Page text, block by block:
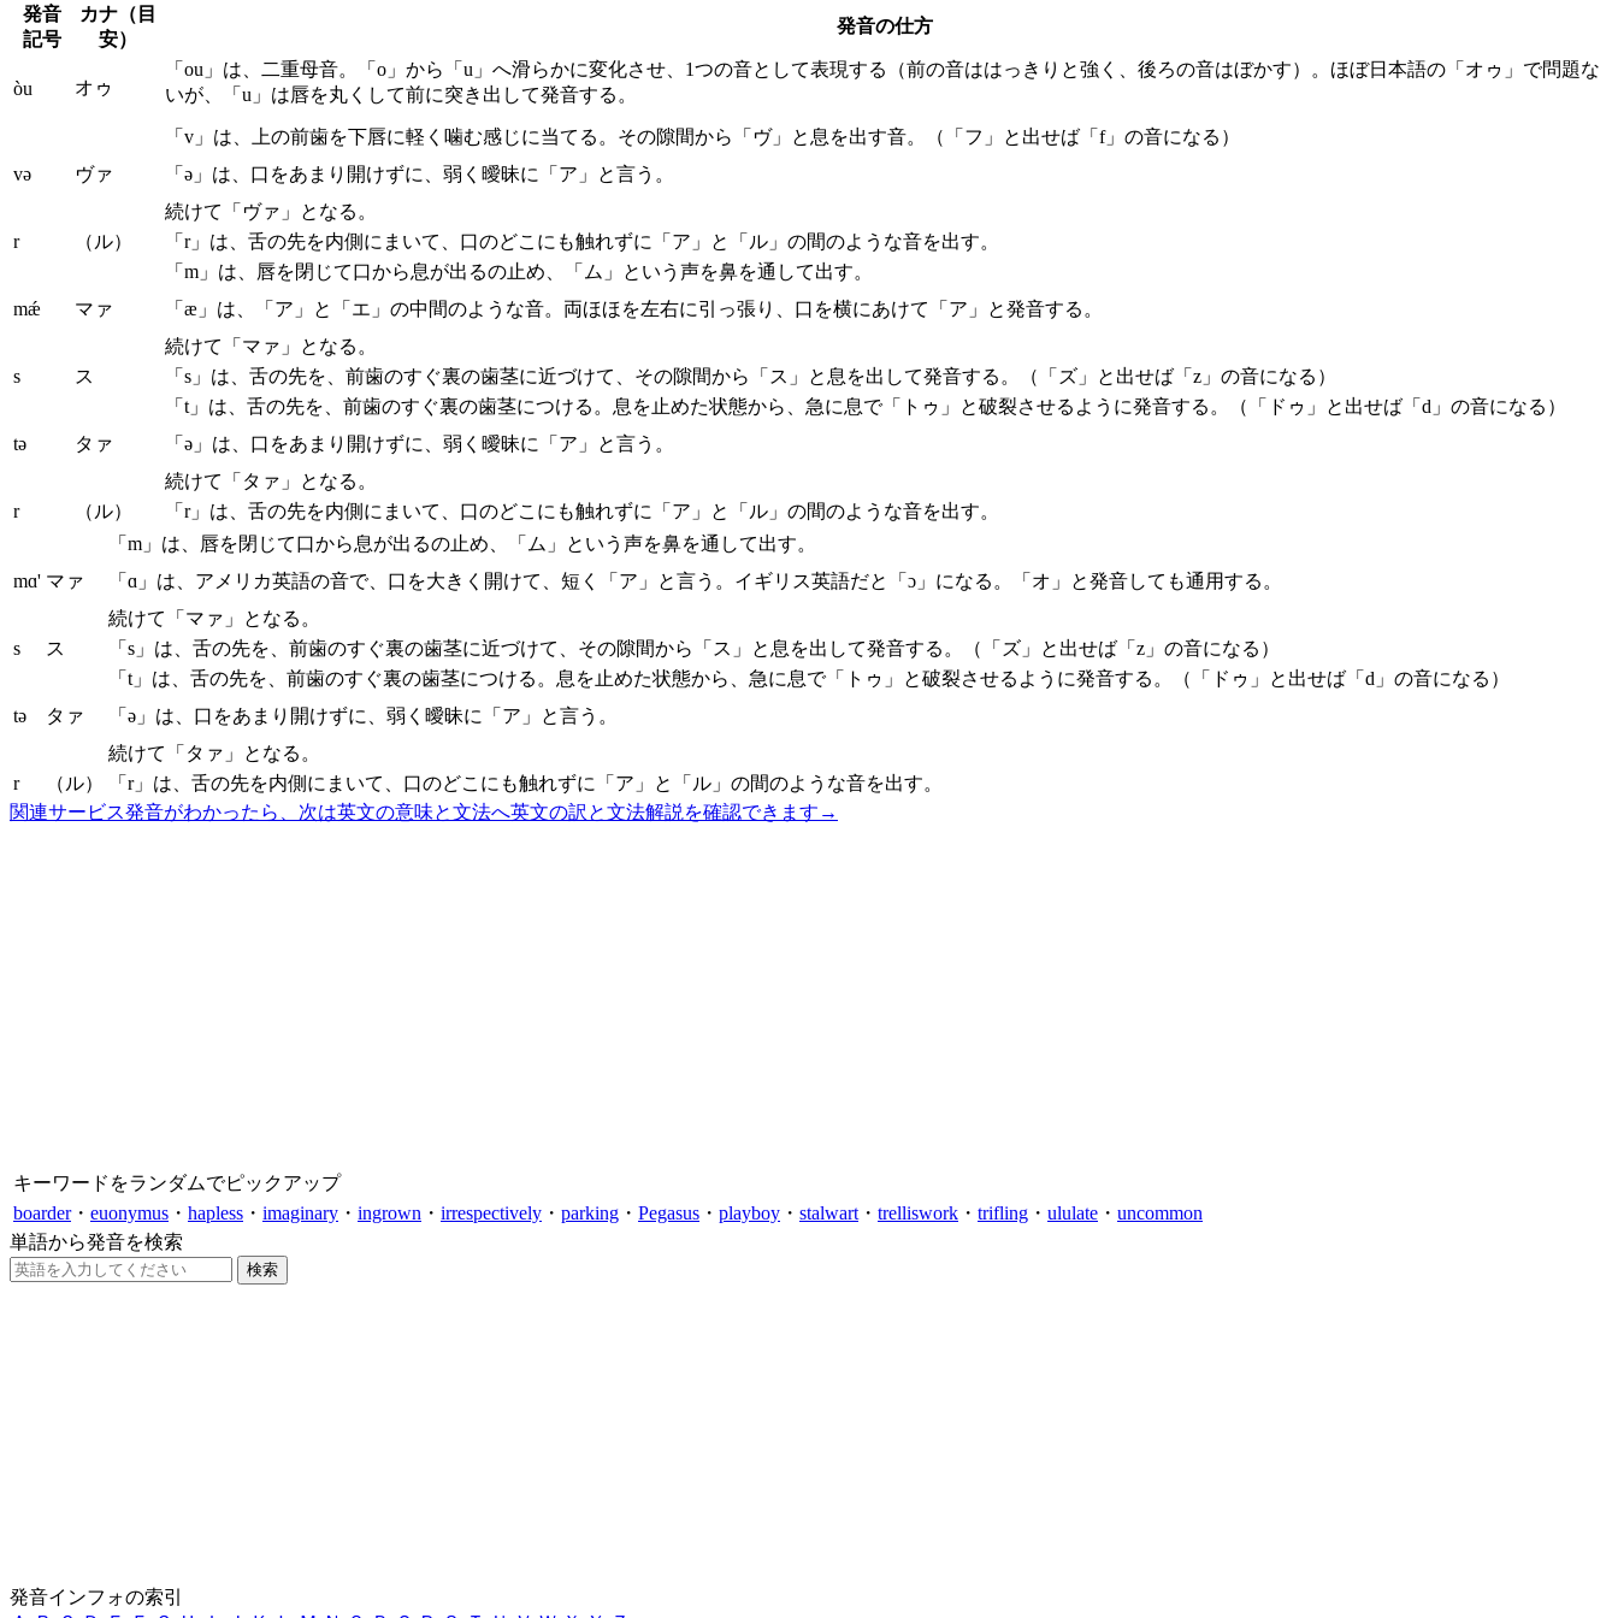
発音
記号
カナ（目
安）
発音の仕方
òu オゥ
「ou」は、二重母音。「o」から「u」へ滑らかに変化させ、1つの音として表現する（前の音ははっきりと強く、後ろの音はぼかす）。ほぼ日本語の「オゥ」で問題な
いが、「u」は唇を丸くして前に突き出して発音する。
və ヴァ
「v」は、上の前歯を下唇に軽く噛む感じに当てる。その隙間から「ヴ」と息を出す音。（「フ」と出せば「f」の音になる）
「ə」は、口をあまり開けずに、弱く曖昧に「ア」と言う。
続けて「ヴァ」となる。
r
（ル） 「r」は、舌の先を内側にまいて、口のどこにも触れずに「ア」と「ル」の間のような音を出す。
mǽ マァ
「m」は、唇を閉じて口から息が出るの止め、「ム」という声を鼻を通して出す。
「æ」は、「ア」と「エ」の中間のような音。両ほほを左右に引っ張り、口を横にあけて「ア」と発音する。
続けて「マァ」となる。
s
ス 「s」は、舌の先を、前歯のすぐ裏の歯茎に近づけて、その隙間から「ス」と息を出して発音する。（「ズ」と出せば「z」の音になる）
tə タァ
「t」は、舌の先を、前歯のすぐ裏の歯茎につける。息を止めた状態から、急に息で「トゥ」と破裂させるように発音する。（「ドゥ」と出せば「d」の音になる）
「ə」は、口をあまり開けずに、弱く曖昧に「ア」と言う。
続けて「タァ」となる。
r
（ル） 「r」は、舌の先を内側にまいて、口のどこにも触れずに「ア」と「ル」の間のような音を出す。
mɑ' マァ
「m」は、唇を閉じて口から息が出るの止め、「ム」という声を鼻を通して出す。
「ɑ」は、アメリカ英語の音で、口を大きく開けて、短く「ア」と言う。イギリス英語だと「ɔ」になる。「オ」と発音しても通用する。
続けて「マァ」となる。
s
ス 「s」は、舌の先を、前歯のすぐ裏の歯茎に近づけて、その隙間から「ス」と息を出して発音する。（「ズ」と出せば「z」の音になる）
tə タァ
「t」は、舌の先を、前歯のすぐ裏の歯茎につける。息を止めた状態から、急に息で「トゥ」と破裂させるように発音する。（「ドゥ」と出せば「d」の音になる）
「ə」は、口をあまり開けずに、弱く曖昧に「ア」と言う。
続けて「タァ」となる。
r
（ル）
「r」は、舌の先を内側にまいて、口のどこにも触れずに「ア」と「ル」の間のような音を出す。
関連サービス発音がわかったら、次は英文の意味と文法へ英文の訳と文法解説を確認できます →
キーワードをランダムでピックアップ
boarder・ euonymus ・ hapless ・ imaginary ・ ingrown ・ irrespectively ・ parking ・ Pegasus ・ playboy ・ stalwart ・ trelliswork ・ trifling ・ ululate ・ uncommon
単語から発音を検索
発音インフォの索引